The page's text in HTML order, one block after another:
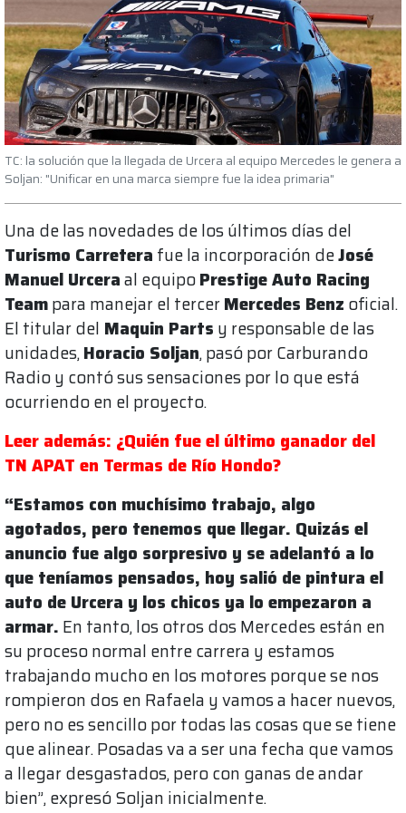
TC: la solución que la llegada de Urcera al equipo Mercedes le genera a
Soljan: "Unificar en una marca siempre fue la idea primaria"
Una de las novedades de los últimos días del
Turismo Carretera fue la incorporación deJosé
Manuel Urceraal equipoPrestige Auto Racing
Teampara manejar el tercerMercedes Benz oficial.
El titular del Maquin Parts y responsable de las
unidades,Horacio Soljan, pasó por Carburando
Radio y contó sus sensaciones por lo que está
ocurriendo en el proyecto.
Leer además: ¿Quién fue el último ganador del
TN APAT en Termas de Río Hondo?
“Estamos con muchísimo trabajo, algo
agotados, pero tenemos que llegar. Quizás el
anuncio fue algo sorpresivo y se adelantó a lo
que teníamos pensados, hoy salió de pintura el
auto de Urcera y los chicos ya lo empezaron a
armar. En tanto, los otros dos Mercedes están en
su proceso normal entre carrera y estamos
trabajando mucho en los motores porque se nos
rompieron dos en Rafaela y vamos a hacer nuevos,
pero no es sencillo por todas las cosas que se tiene
que alinear. Posadas va a ser una fecha que vamos
a llegar desgastados, pero con ganas de andar
bien”, expresó Soljan inicialmente.